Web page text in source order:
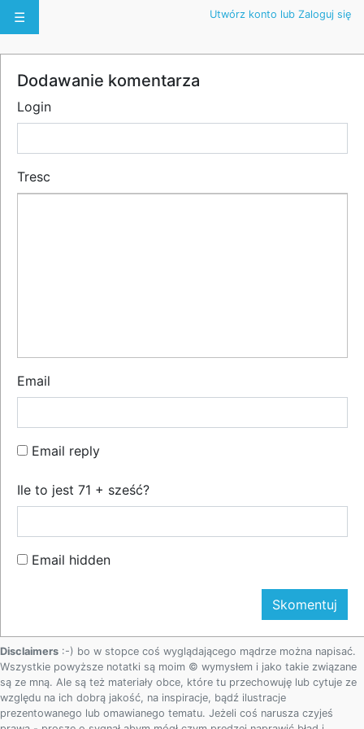
☰ Utwórz konto lub Zaloguj się
Dodawanie komentarza
Login
Tresc
Email
Email reply
Ile to jest 71 + sześć?
Email hidden
Disclaimers :-) bo w stopce coś wyglądającego mądrze można napisać.
Wszystkie powyższe notatki są moim © wymysłem i jako takie związane
są ze mną. Ale są też materiały obce, które tu przechowuję lub cytuje ze
względu na ich dobrą jakość, na inspiracje, bądź ilustracje
prezentowanego lub omawianego tematu. Jeżeli coś narusza czyjeś